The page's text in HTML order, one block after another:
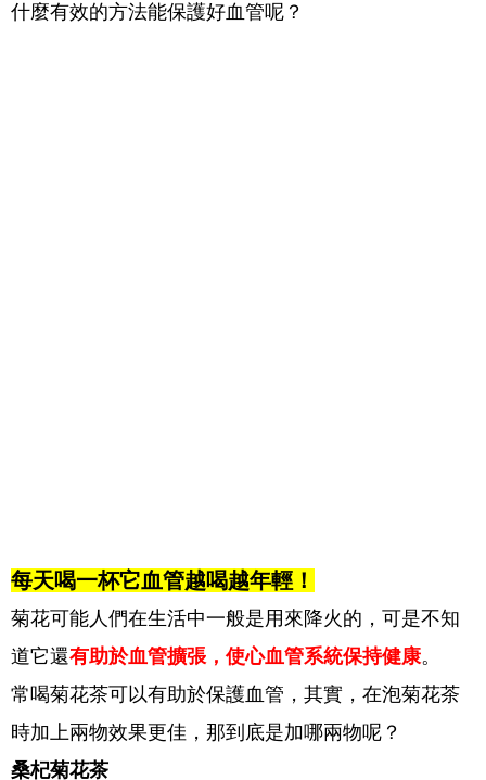
什麼有效的方法能保護好血管呢？
每天喝一杯它血管越喝越年輕！
菊花可能人們在生活中一般是用來降火的，可是不知
道它還有助於血管擴張，使心血管系統保持健康。
常喝菊花茶可以有助於保護血管，其實，在泡菊花茶
時加上兩物效果更佳，那到底是加哪兩物呢？
桑杞菊花茶